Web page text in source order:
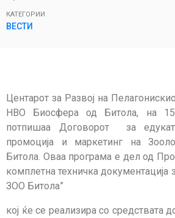
КАТЕГОРИИ
ВЕСТИ
Центарот за Развој на
НВО Биосфера од Битола, на
потпишаа Договорoт за
промоција и маркетинг на
Битола. Оваа програма е дел од
комплетна техничка документација
ЗОО Битола”
кој ќе се реализира со средствата